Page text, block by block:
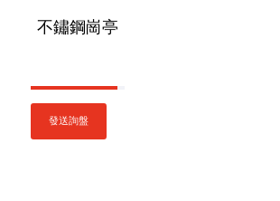
不鏽鋼崗亭
發送詢盤